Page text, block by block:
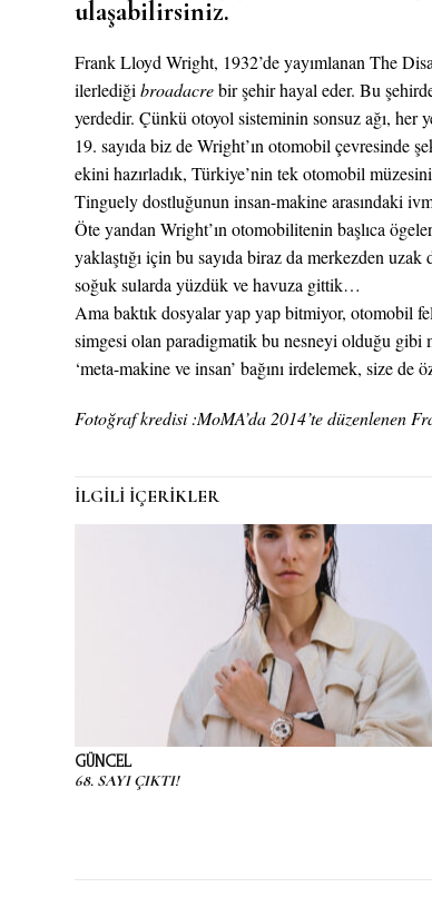
ulaşabilirsiniz.
Frank Lloyd Wright, 1932’de yayımlanan The
ilerlediği broadacrebir şehir hayal eder. Bu
yerdedir. Çünkü otoyol sisteminin sonsuz ağı, her
19. sayıda biz de Wright’ın otomobil çevresinde
ekini hazırladık, Türkiye’nin tek otomobil
Tinguely dostluğunun insan-makine arasındaki
Öte yandan Wright’ın otomobilitenin başlıca
yaklaştığı için bu sayıda biraz da merkezden
soğuk sularda yüzdük ve havuza gittik…
Ama baktık dosyalar yap yap bitmiyor, otomobil
simgesi olan paradigmatik bu nesneyi olduğu gibi
‘meta-makine ve insan’ bağını irdelemek, size
Fotoğraf kredisi :MoMA’da 2014’te düzenlenen
İLGİLİ İÇERİKLER
GÜNCEL
68. SAYI ÇIKTI!